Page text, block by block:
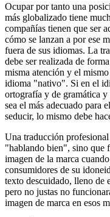
Ocupar por tanto una
más globalizado tiene
compañías tienen que ser
cómo se lanzan a por ese
fuera de sus idiomas. La
debe ser realizada de
misma atención y el
idioma "nativo". Si en el
ortografía y de gramática
sea el más adecuado para
seducir, lo mismo debe
Una traducción profesional
"hablando bien", sino que
imagen de la marca
consumidores de su
texto descuidado, lleno de
pero no justas no
imagen de marca en esos